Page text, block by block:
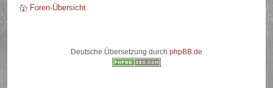
Foren-Übersicht
Deutsche Übersetzung durch phpBB.de